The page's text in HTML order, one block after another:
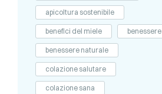
apicoltura sostenibile
benefici del miele benessere
benessere naturale
colazione salutare
colazione sana